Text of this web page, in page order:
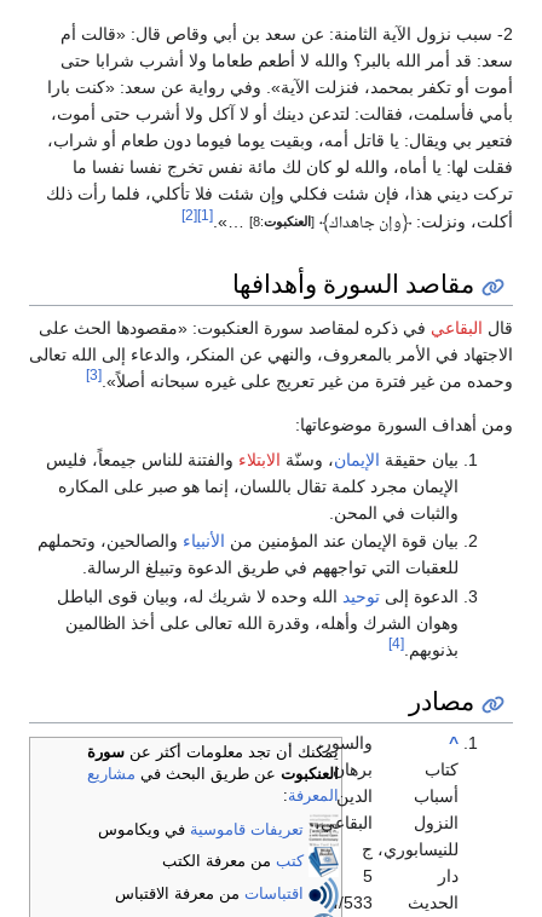
2- سبب نزول الآية الثامنة: عن سعد بن أبي وقاص قال:
«قالت أم
سعد: قد أمر الله بالبر؟ والله لا أطعم طعاما ولا أشرب شرابا حتى
أموت أو تكفر بمحمد، فنزلت الآية». وفي رواية عن سعد: «كنت بارا
بأمي فأسلمت، فقالت: لتدعن دينك أو لا آكل ولا أشرب حتى أموت،
فتعير بي ويقال: يا قاتل أمه، وبقيت يوما فيوما دون طعام أو شراب،
فقلت لها: يا أماه، والله لو كان لك مائة نفس تخرج نفسا نفسا ما
تركت ديني هذا، فإن شئت فكلي وإن شئت فلا تأكلي، فلما رأت ذلك
أكلت، ونزلت: ﴿وإن جاهداك﴾ [ العنكبوت:8]
…»
.
[1]
[2]
مقاصد السورة وأهدافها
قال البقاعي في ذكره لمقاصد سورة العنكبوت: «مقصودها الحث على
الاجتهاد في الأمر بالمعروف، والنهي عن المنكر، والدعاء إلى الله تعالى
وحمده من غير فترة من غير تعريج على غيره سبحانه أصلاً». [3]
ومن أهداف السورة موضوعاتها:
بيان حقيقة الإيمان، وسنّة الابتلاء والفتنة للناس جيمعاً، فليس
الإيمان مجرد كلمة تقال باللسان، إنما هو صبر على المكاره
والثبات في المحن.
بيان قوة الإيمان عند المؤمنين من الأنبياء والصالحين، وتحملهم
للعقبات التي تواجههم في طريق الدعوة وتبيلغ الرسالة.
الدعوة إلى توحيد الله وحده لا شريك له، وبيان قوى الباطل
وهوان الشرك وأهله، وقدرة الله تعالى على أخذ الظالمين
بذنوبهم. [4]
مصادر
يمكنك أن تجد معلومات أكثر عنسورة
العنكبوت عن طريق البحث في مشاريع
المعرفة:
تعريفات قاموسية في ويكاموس
كتب من معرفة الكتب
اقتباسات من معرفة الاقتباس
^
كتاب
أسباب
النزول
للنيسابوري،
دار
الحديث
والسور،
برهان
الدين
البقاعي،
ج
5
/533،